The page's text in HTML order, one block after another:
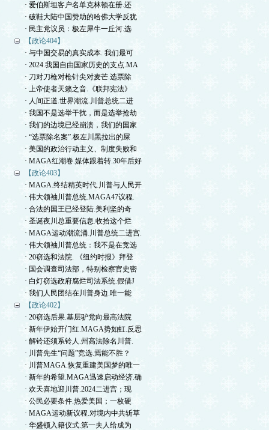
· 爱伯斯坦客户名单克林顿在册.还
· 破鞋大陆中国赞助的哈佛大学反犹
· 民主党议员：极左犀牛一丘河.选
【政论404】
· 与中国交易的真实成本. 我们最可
· 2024.我国自由国家历史的支点.MA
· 刀对刀枪对枪针尖对麦芒.选票除
· 上帝使者天籁之音.《联邦宪法》
· 人间正道.世界潮流.川普总统二进
· 我国不是选举干扰，而是选举抢劫
· 我们的边境已经崩溃，我们的国家
· “选票除名案”.极左川黑拉出的屎
· 美国的政治行动主义、制度失败和
· MAGA红潮卷.媒体跟着转.30年后好
【政论403】
· MAGA.终结精英时代.川普与人民开
· 伟大领袖川普总统.MAGA47议程.
· 合法的国王已经登陆.美利坚的奇
· 圣诞夜川总重要信息.收拾这个烂
· MAGA运动潮流涌.川普总统二进宫.
· 伟大领袖川普总统：我不是在竞选
· 20窃选和法院. 《纽约时报》拜登
· 国会调查司法部，特别检察官史密
· 白灯窃选政府腐烂司法系统.假借J
· 我们人民团结在川普身边.唯一能
【政论402】
· 20窃选后果.基层驴党向最高法院
· 新年伊始开门红.MAGA势如虹.反思
· 解铃还须系铃人.州高法除名川普.
· 川普先生“问题”竞选.焉能不胜？
· 川普MAGA.恢复重建美国梦的唯一
· 新年的希望.MAGA迅速启动经济.确
· 欢天喜地迎川普.2024二进宫；现
· 公民必要条件.热爱美国；一枚硬
· MAGA运动新议程.对境内中共斩草
· 华盛顿入籍仪式.第一夫人给成为